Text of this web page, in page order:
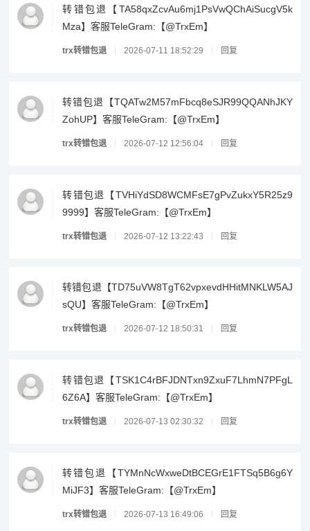
转错包退【TA58qxZcvAu6mj1PsVwQChAiSucgV5k
Mza】客服TeleGram:【@TrxEm】
trx转错包退 2026-07-11 18:52:29 回复
转错包退【TQATw2M57mFbcq8eSJR99QQANhJKY
ZohUP】客服TeleGram:【@TrxEm】
trx转错包退 2026-07-12 12:56:04 回复
转错包退【TVHiYdSD8WCMFsE7gPvZukxY5R25z9
9999】客服TeleGram:【@TrxEm】
trx转错包退 2026-07-12 13:22:43 回复
转错包退【TD75uVW8TgT62vpxevdHHitMNKLW5AJ
sQU】客服TeleGram:【@TrxEm】
trx转错包退 2026-07-12 18:50:31 回复
转错包退【TSK1C4rBFJDNTxn9ZxuF7LhmN7PFgL
6Z6A】客服TeleGram:【@TrxEm】
trx转错包退 2026-07-13 02:30:32 回复
转错包退【TYMnNcWxweDtBCEGrE1FTSq5B6g6Y
MiJF3】客服TeleGram:【@TrxEm】
trx转错包退 2026-07-13 16:49:06 回复